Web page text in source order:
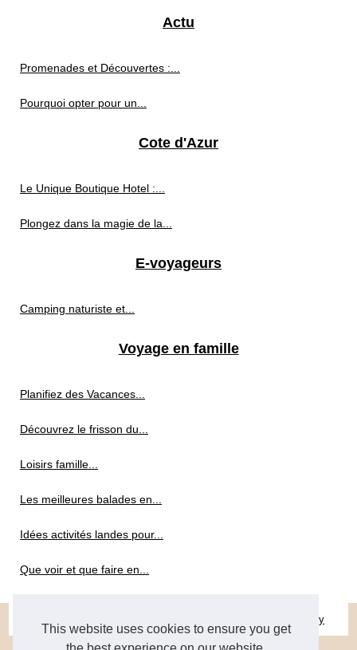
This website uses cookies to ensure you get
Actu
Promenades et Découvertes :...
Pourquoi opter pour un...
Cote d'Azur
Le Unique Boutique Hotel :...
Plongez dans la magie de la...
E-voyageurs
Camping naturiste et...
Voyage en famille
Planifiez des Vacances...
Découvrez le frisson du...
Loisirs famille...
Les meilleures balades en...
Idées activités landes pour...
Que voir et que faire en...
Cookies Policy